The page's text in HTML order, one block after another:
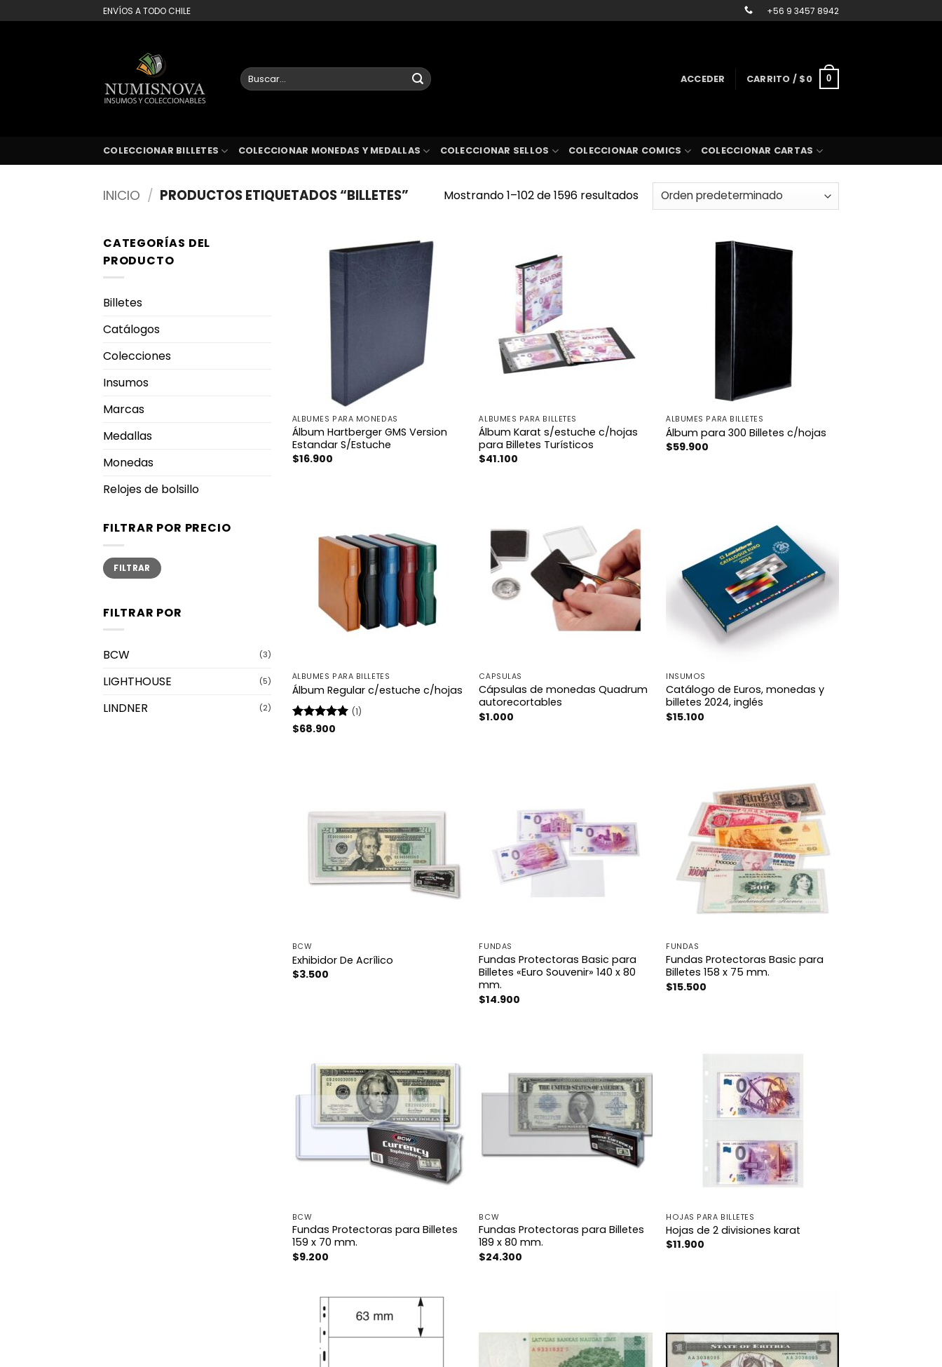
al
ENVÍOS A TODO CHILE +56 9 3457 8942
Buscar
por:
ACCEDER CARRITO / $0 0
COLECCIONAR BILLETES COLECCIONAR MONEDAS Y MEDALLAS COLECCIONAR SELLOS COLECCIONAR COMICS COLECCIONAR CARTAS
INICIO / PRODUCTOS ETIQUETADOS “BILLETES” Mostrando 1–102 de 1596 resultados
CATEGORÍAS DEL
PRODUCTO
Billetes
Catálogos
Colecciones
Insumos
Marcas
Medallas
Monedas
Relojes de bolsillo
FILTRAR POR PRECIO
Precio
mínimo
Precio
máximo
FILTRAR
FILTRAR POR
BCW (3)
LIGHTHOUSE (5)
LINDNER (2)
ÁLBUMES PARA MONEDAS
Álbum Hartberger GMS Version
Estandar S/Estuche
$16.900
ÁLBUMES PARA BILLETES
Álbum Karat s/estuche c/hojas
para Billetes Turísticos
$41.100
ÁLBUMES PARA BILLETES
Álbum para 300 Billetes c/hojas
$59.900
ÁLBUMES PARA BILLETES
Álbum Regular c/estuche c/hojas
Valorado
(1)
$68.900
CÁPSULAS
Cápsulas de monedas Quadrum
autorecortables
$1.000
INSUMOS
Catálogo de Euros, monedas y
billetes 2024, inglés
$15.100
BCW
Exhibidor De Acrílico
$3.500
FUNDAS
Fundas Protectoras Basic para
Billetes «Euro Souvenir» 140 x 80
mm.
$14.900
FUNDAS
Fundas Protectoras Basic para
Billetes 158 x 75 mm.
$15.500
BCW
Fundas Protectoras para Billetes
159 x 70 mm.
$9.200
BCW
Fundas Protectoras para Billetes
189 x 80 mm.
$24.300
HOJAS PARA BILLETES
Hojas de 2 divisiones karat
$11.900